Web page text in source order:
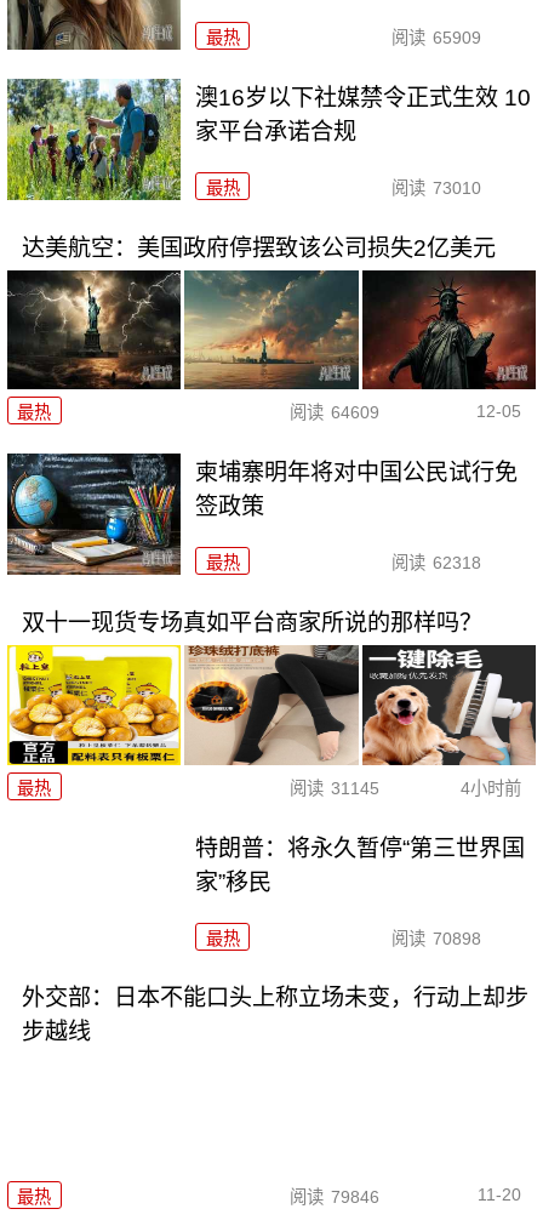
最热 阅读 65909
澳16岁以下社媒禁令正式生效 10
家平台承诺合规
最热 阅读 73010
达美航空：美国政府停摆致该公司损失2亿美元
最热 阅读 64609 12-05
柬埔寨明年将对中国公民试行免
签政策
最热 阅读 62318
双十一现货专场真如平台商家所说的那样吗？
最热 阅读 31145 4小时前
特朗普：将永久暂停“第三世界国
家”移民
最热 阅读 70898
外交部：日本不能口头上称立场未变，行动上却步
步越线
最热 阅读 79846 11-20